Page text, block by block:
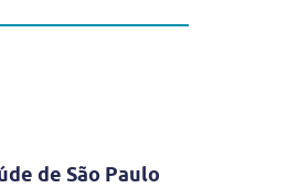
de São Paulo